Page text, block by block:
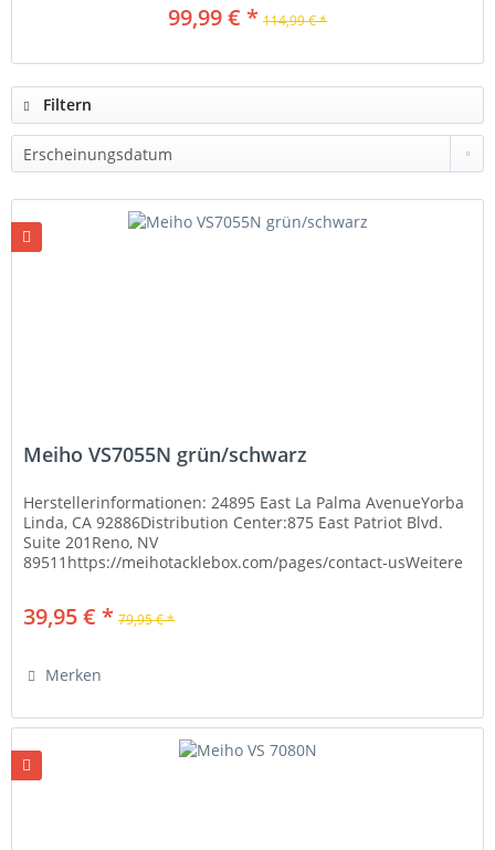
99,99 € * 114,99 € *
Filtern
Meiho VS7055N grün/schwarz
Herstellerinformationen: 24895 East La Palma AvenueYorba
Linda, CA 92886Distribution Center:875 East Patriot Blvd.
Suite 201Reno, NV
89511https://meihotacklebox.com/pages/contact-usWeitere
39,95 € * 79,95 € *
Merken